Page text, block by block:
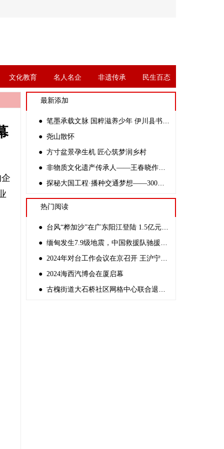
文化教育 名人名企 非遗传承 民生百态
最新添加
● 尧山散怀
● 方寸盆景孕生机 匠心筑梦润乡村
热门阅读
● 2024海西汽博会在厦启幕